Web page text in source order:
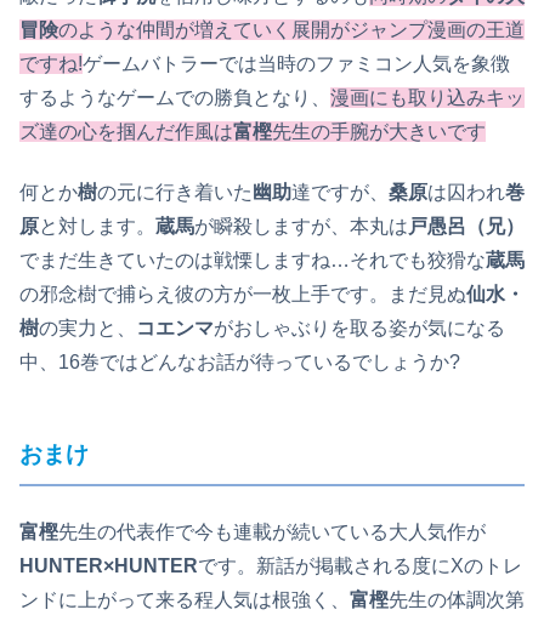
冒険のような仲間が増えていく展開がジャンプ漫画の王道
ですね!ゲームバトラーでは当時のファミコン人気を象徴
するようなゲームでの勝負となり、 漫画にも取り込みキッ
ズ達の心を掴んだ作風は富樫先生の手腕が大きいです
何とか樹の元に行き着いた 幽助達ですが、 桑原は囚われ巻
原と対します。 蔵馬が瞬殺しますが、本丸は 戸愚呂（兄）
でまだ生きていたのは戦慄しますね…それでも狡猾な蔵馬
の邪念樹で捕らえ彼の方が一枚上手です。まだ見ぬ仙水・
樹の実力と、 コエンマがおしゃぶりを取る姿が気になる
中、16巻ではどんなお話が待っているでしょうか?
おまけ
富樫先生の代表作で今も連載が続いている大人気作が
HUNTER×HUNTERです。新話が掲載される度にXのトレ
ンドに上がって来る程人気は根強く、 富樫先生の体調次第